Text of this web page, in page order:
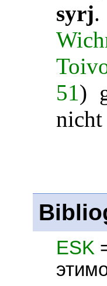
syrj
51)
nicht
ESK